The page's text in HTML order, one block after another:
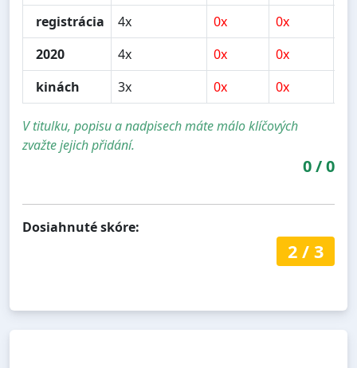
registrácia
4x 0x 0x
2020
4x 0x 0x
kinách
3x 0x 0x
V titulku, popisu a nadpisech máte málo klíčových
zvažte jejich přidání.
0/0
Dosiahnuté skóre:
2/ 3